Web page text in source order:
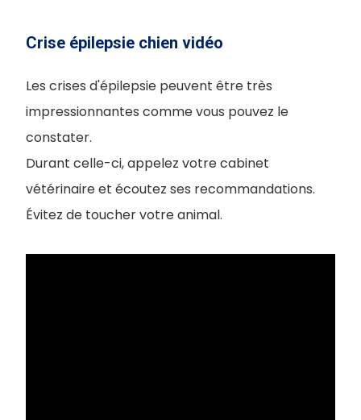
Crise épilepsie chien vidéo
Les crises d'épilepsie peuvent être très
impressionnantes comme vous pouvez le
constater.
Durant celle-ci, appelez votre cabinet
vétérinaire et écoutez ses recommandations.
Évitez de toucher votre animal.